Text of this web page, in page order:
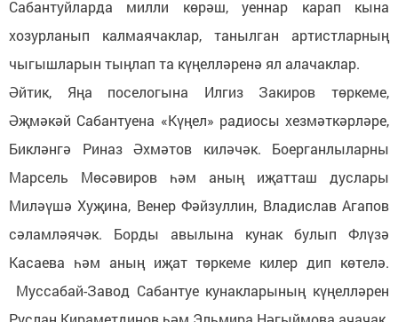
Сабантуйларда милли көрәш, уеннар карап кына
хозурланып калмаячаклар, танылган артистларның
чыгышларын тыңлап та күңелләренә ял алачаклар.
Әйтик, Яңа поселогына Илгиз Закиров төркеме,
Әҗмәкәй Сабантуена «Күңел» радиосы хезмәткәрләре,
Бикләнгә Риназ Әхмәтов киләчәк. Боерганлыларны
Марсель Мөсәвиров һәм аның иҗатташ дуслары
Миләүшә Хуҗина, Венер Фәйзуллин, Владислав Агапов
сәламләячәк. Борды авылына кунак булып Флүзә
Касаева һәм аның иҗат төркеме килер дип көтелә.
Муссабай-Завод Сабантуе кунакларының күңелләрен